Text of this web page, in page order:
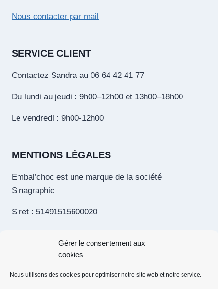
Gérer le consentement aux
cookies
Nous utilisons des cookies pour optimiser notre site web et notre service.
Nous contacter par mail
SERVICE CLIENT
Contactez Sandra au 06 64 42 41 77
Du lundi au jeudi : 9h00–12h00 et 13h00–18h00
Le vendredi : 9h00-12h00
MENTIONS LÉGALES
Embal’choc est une marque de la société
Sinagraphic
Siret : 51491515600020
Toutes les mentions légales